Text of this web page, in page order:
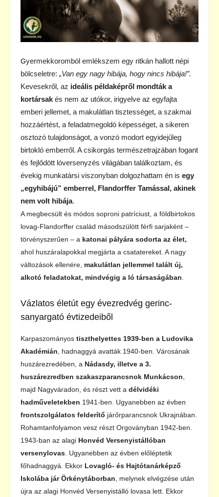
Gyermekkoromból emlékszem egy ritkán hallott népi
bölcseletre: „Van egy nagy hibája, hogy nincs hibája!”.
Kevesekről, az ideális példaképről mondták a
kortársak és nem az utókor, irigyelve az egyfajta
emberi jellemet, a makulátlan tisztességet, a szakmai
hozzáértést, a feladatmegoldó képességet, a sikeren
osztozó tulajdonságot, a vonzó modort egyidejűleg
birtokló emberről. A csikorgás természetrajzában fogant
és fejlődött lóversenyzés világában találkoztam, és
évekig munkatársi viszonyban dolgozhattam én is egy
„egyhibájú” emberrel, Flandorffer Tamással, akinek
nem volt hibája.
A megbecsült és módos soproni patríciust, a földbirtokos
lovag-Flandorffer család másodszülött férfi sarjaként –
törvényszerűen – a katonai pályára sodorta az élet,
ahol huszáralapokkal megjárta a csatatereket. A nagy
változások ellenére, makulátlan jellemmel talált új,
alkotó feladatokat, mindvégig a ló társaságában
Vázlatos életút egy évezredvég gerinc-
sanyargató évtizedeiből
Karpaszományos tiszthelyettes 1939-ben a Ludovika
Akadémián , hadnaggyá avatták 1940-ben. Városának
huszárezredében, a Nádasdy, illetve a 3.
huszárezredben szakaszparancsnok Munkácson
majd Nagyváradon, és részt vett a délvidéki
hadműveletekben 1941-ben. Ugyanebben az évben
frontszolgálatos felderítő járőrparancsnok Ukrajnában.
Rohamtanfolyamon vesz részt Orgoványban 1942-ben.
1943-ban az alagi Honvéd Versenyistállóban
versenylovas . Ugyanebben az évben előléptetik
főhadnaggyá. Ekkor Lovagló- és Hajtótanárképző
Iskolába jár Örkénytáborban , melynek elvégzése után
újra az alagi Honvéd Versenyistálló lovasa lett. Ekkor